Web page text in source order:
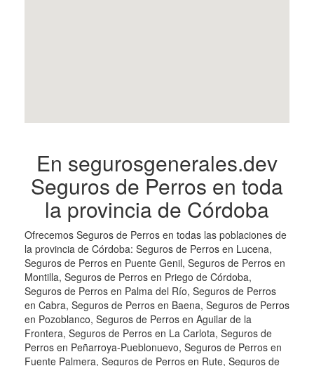
En segurosgenerales.dev
Seguros de Perros en toda
la provincia de Córdoba
Ofrecemos Seguros de Perros en todas las poblaciones de
la provincia de Córdoba: Seguros de Perros en Lucena,
Seguros de Perros en Puente Genil, Seguros de Perros en
Montilla, Seguros de Perros en Priego de Córdoba,
Seguros de Perros en Palma del Río, Seguros de Perros
en Cabra, Seguros de Perros en Baena, Seguros de Perros
en Pozoblanco, Seguros de Perros en Aguilar de la
Frontera, Seguros de Perros en La Carlota, Seguros de
Perros en Peñarroya-Pueblonuevo, Seguros de Perros en
Fuente Palmera, Seguros de Perros en Rute, Seguros de